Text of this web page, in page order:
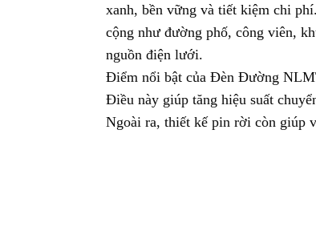
xanh, bền vững và tiết kiệm chi
cộng như đường phố, công viên,
nguồn điện lưới.
Điểm nổi bật của Đèn Đường
Điều này giúp tăng hiệu suất
Ngoài ra, thiết kế pin rời còn giúp